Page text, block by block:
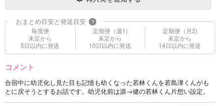
おまとめ目安と発送目安 ?
毎度便
未定から
5日以内に発送
定期便（週1)
未定から
10日以内に発送
定期便（月2)
未定から
14日以内に発送
コメント
合宿中に幼児化し見た目も記憶も幼くなった若林くんを若島津くんがも
とに戻そうとするお話です。幼児化前は源→健の若林くん片想い設定。